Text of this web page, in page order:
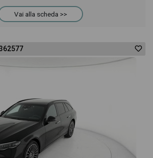
di provare il veicolo o
All'interno della pagina Mercedes
d mhev travel edition 4matic
per l'acquisto del veicolo.
Vai alla scheda >>